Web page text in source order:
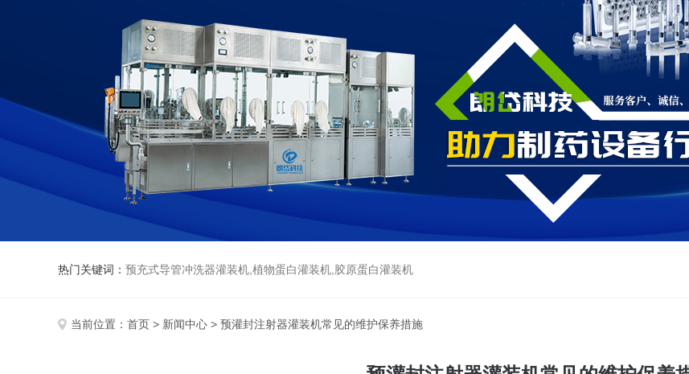
热门关键词： 预充式导管冲洗器灌装机,植物蛋白灌装机,胶原蛋白灌装机
当前位置： 首页 > 新闻中心 > 预灌封注射器灌装机常见的维护保养措施